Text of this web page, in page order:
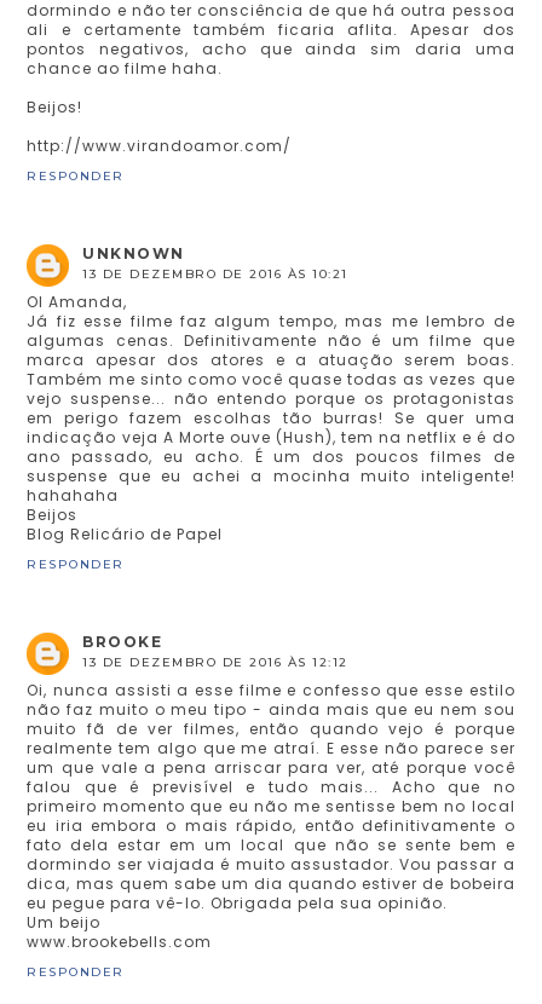
dormindo e não ter consciência de que há outra pessoa
ali e certamente também ficaria aflita. Apesar dos
pontos negativos, acho que ainda sim daria uma
chance ao filme haha.
Beijos!
http://www.virandoamor.com/
RESPONDER
UNKNOWN
13 DE DEZEMBRO DE 2016 ÀS 10:21
OI Amanda,
Já fiz esse filme faz algum tempo, mas me lembro de
algumas cenas. Definitivamente não é um filme que
marca apesar dos atores e a atuação serem boas.
Também me sinto como você quase todas as vezes que
vejo suspense... não entendo porque os protagonistas
em perigo fazem escolhas tão burras! Se quer uma
indicação veja A Morte ouve (Hush), tem na netflix e é do
ano passado, eu acho. É um dos poucos filmes de
suspense que eu achei a mocinha muito inteligente!
hahahaha
Beijos
Blog Relicário de Papel
RESPONDER
BROOKE
13 DE DEZEMBRO DE 2016 ÀS 12:12
Oi, nunca assisti a esse filme e confesso que esse estilo
não faz muito o meu tipo - ainda mais que eu nem sou
muito fã de ver filmes, então quando vejo é porque
realmente tem algo que me atraí. E esse não parece ser
um que vale a pena arriscar para ver, até porque você
falou que é previsível e tudo mais... Acho que no
primeiro momento que eu não me sentisse bem no local
eu iria embora o mais rápido, então definitivamente o
fato dela estar em um local que não se sente bem e
dormindo ser viajada é muito assustador. Vou passar a
dica, mas quem sabe um dia quando estiver de bobeira
eu pegue para vê-lo. Obrigada pela sua opinião.
Um beijo
www.brookebells.com
RESPONDER